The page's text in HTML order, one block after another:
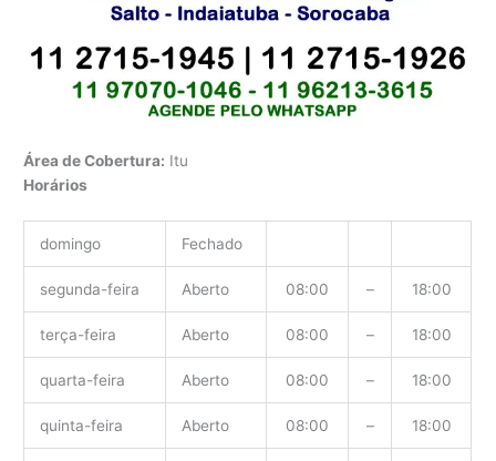
Área de Cobertura: Itu
Horários
domingo Fechado
segunda-feira Aberto 08:00 – 18:00
terça-feira Aberto 08:00 – 18:00
quarta-feira Aberto 08:00 – 18:00
quinta-feira Aberto 08:00 – 18:00